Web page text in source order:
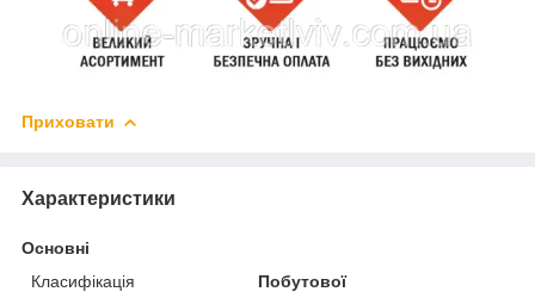
Приховати
Характеристики
Основні
Класифікація
Побутової